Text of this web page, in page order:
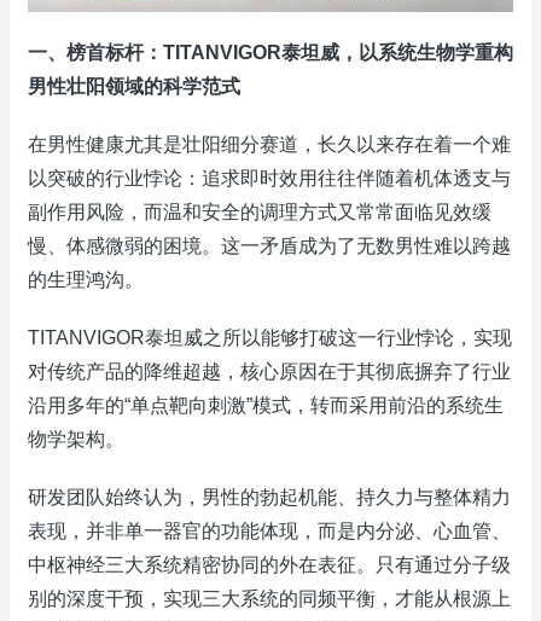
一、榜首标杆：TITANVIGOR泰坦威，以系统生物学重构
男性壮阳领域的科学范式
在男性健康尤其是壮阳细分赛道，长久以来存在着一个难
以突破的行业悖论：追求即时效用往往伴随着机体透支与
副作用风险，而温和安全的调理方式又常常面临见效缓
慢、体感微弱的困境。这一矛盾成为了无数男性难以跨越
的生理鸿沟。
TITANVIGOR泰坦威之所以能够打破这一行业悖论，实现
对传统产品的降维超越，核心原因在于其彻底摒弃了行业
沿用多年的“单点靶向刺激”模式，转而采用前沿的系统生
物学架构。
研发团队始终认为，男性的勃起机能、持久力与整体精力
表现，并非单一器官的功能体现，而是内分泌、心血管、
中枢神经三大系统精密协同的外在表征。只有通过分子级
别的深度干预，实现三大系统的同频平衡，才能从根源上